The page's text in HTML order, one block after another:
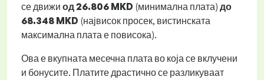
се движи од26.806 MKD (минимална плата) до
68.348 MKD (највисок просек, вистинската
максимална плата е повисока).
Ова е вкупната месечна плата во која се вклучени
и бонусите. Платите драстично се разликуваат